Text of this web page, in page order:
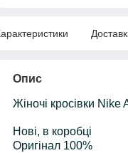
Опис
Жіночі кросівки
Нові, в коробці
Оригінал 100%